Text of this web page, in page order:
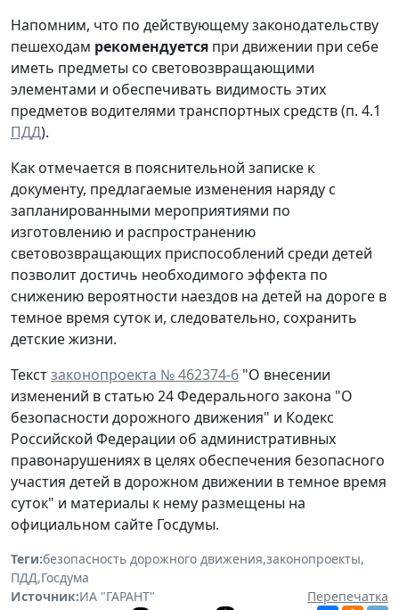
Напомним, что по действующему законодательству
пешеходам рекомендуется при движении при себе
иметь предметы со световозвращающими
элементами и обеспечивать видимость этих
предметов водителями транспортных средств (п. 4.1
ПДД).
Как отмечается в пояснительной записке к
документу, предлагаемые изменения наряду с
запланированными мероприятиями по
изготовлению и распространению
световозвращающих приспособлений среди детей
позволит достичь необходимого эффекта по
снижению вероятности наездов на детей на дороге в
темное время суток и, следовательно, сохранить
детские жизни.
Текстзаконопроекта № 462374-6 "О внесении
изменений в статью 24 Федерального закона "О
безопасности дорожного движения" и Кодекс
Российской Федерации об административных
правонарушениях в целях обеспечения безопасного
участия детей в дорожном движении в темное время
суток" и материалы к нему размещены на
официальном сайте Госдумы.
Теги:безопасность дорожного движения,законопроекты,
ПДД,Госдума
Источник:ИА "ГАРАНТ"
Перепечатка